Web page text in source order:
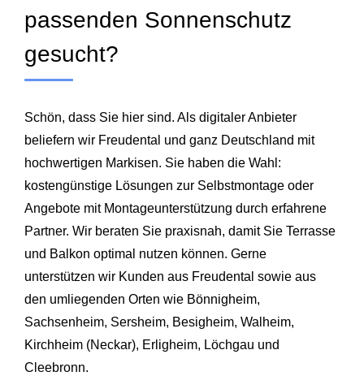
passenden Sonnenschutz
gesucht?
Schön, dass Sie hier sind. Als digitaler Anbieter
beliefern wir Freudental und ganz Deutschland mit
hochwertigen Markisen. Sie haben die Wahl:
kostengünstige Lösungen zur Selbstmontage oder
Angebote mit Montageunterstützung durch erfahrene
Partner. Wir beraten Sie praxisnah, damit Sie Terrasse
und Balkon optimal nutzen können. Gerne
unterstützen wir Kunden aus Freudental sowie aus
den umliegenden Orten wie Bönnigheim,
Sachsenheim, Sersheim, Besigheim, Walheim,
Kirchheim (Neckar), Erligheim, Löchgau und
Cleebronn.